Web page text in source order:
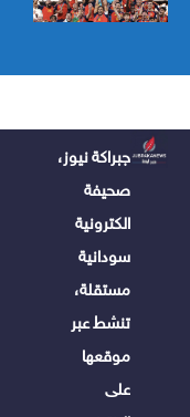
جبراكة نيوز،
صحيفة
الكترونية
سودانية
مستقلة،
تنشط عبر
موقعها
على